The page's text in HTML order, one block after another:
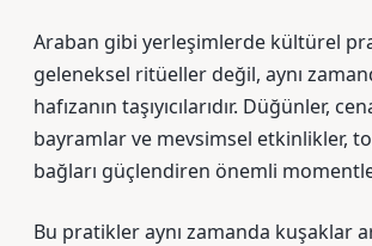
Araban gibi yerleşimlerde kültürel
geleneksel ritüeller değil, aynı
hafızanın taşıyıcılarıdır. Düğünler,
bayramlar ve mevsimsel etkinlikler,
bağları güçlendiren önemli
Bu pratikler aynı zamanda kuşaklar